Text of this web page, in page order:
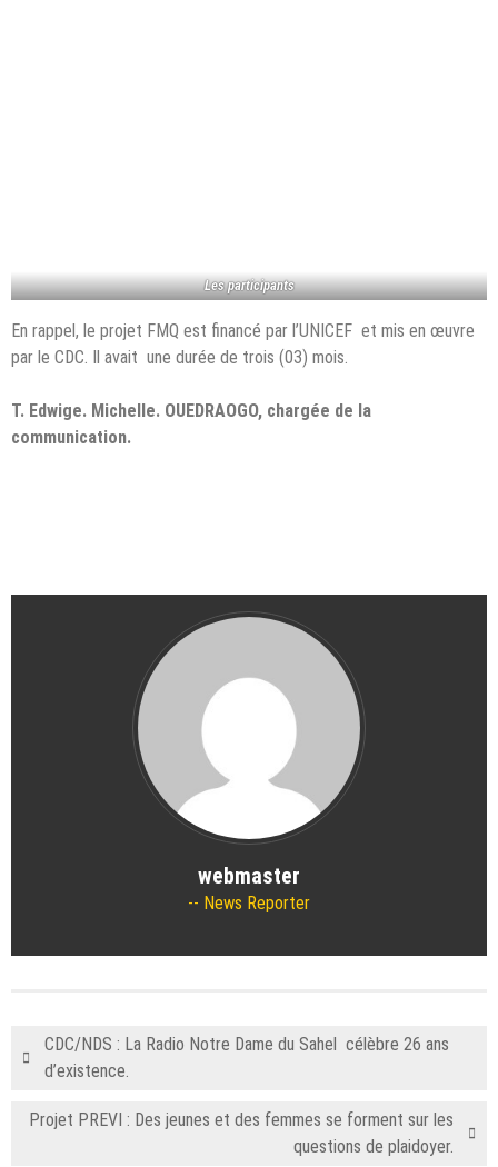
Les participants
En rappel, le projet FMQ est financé par l’UNICEF et mis en œuvre
par le CDC. Il avait une durée de trois (03) mois.
T. Edwige. Michelle. OUEDRAOGO, chargée de la
communication.
webmaster
News Reporter
CDC/NDS : La Radio Notre Dame du Sahel célèbre 26 ans
d’existence.
Projet PREVI : Des jeunes et des femmes se forment sur les
questions de plaidoyer.